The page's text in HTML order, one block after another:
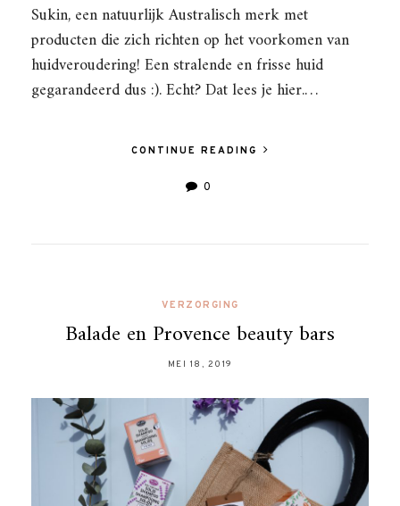
Sukin, een natuurlijk Australisch merk met
producten die zich richten op het voorkomen van
huidveroudering! Een stralende en frisse huid
gegarandeerd dus :). Echt? Dat lees je hier.…
CONTINUE READING
0
VERZORGING
Balade en Provence beauty bars
MEI 18, 2019